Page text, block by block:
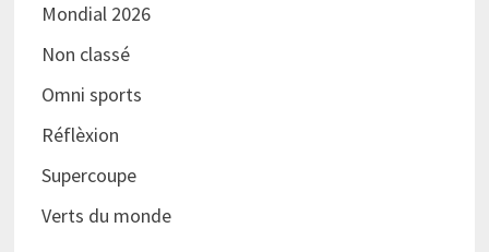
Mondial 2026
Non classé
Omni sports
Réflèxion
Supercoupe
Verts du monde